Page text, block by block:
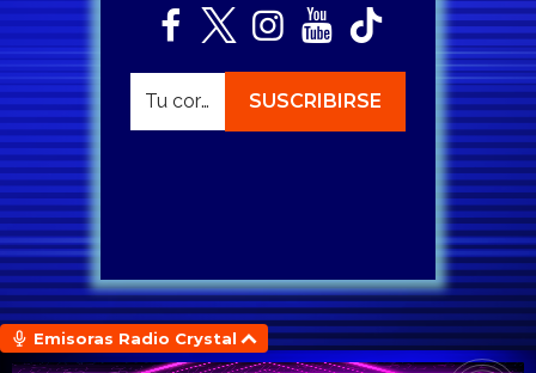
Emisoras Radio Crystal